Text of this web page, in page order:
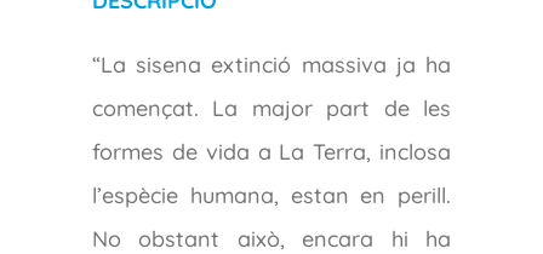
“La sisena extinció massiva ja ha
començat. La major part de les
formes de vida a La Terra, inclosa
l’espècie humana, estan en perill.
No obstant això, encara hi ha